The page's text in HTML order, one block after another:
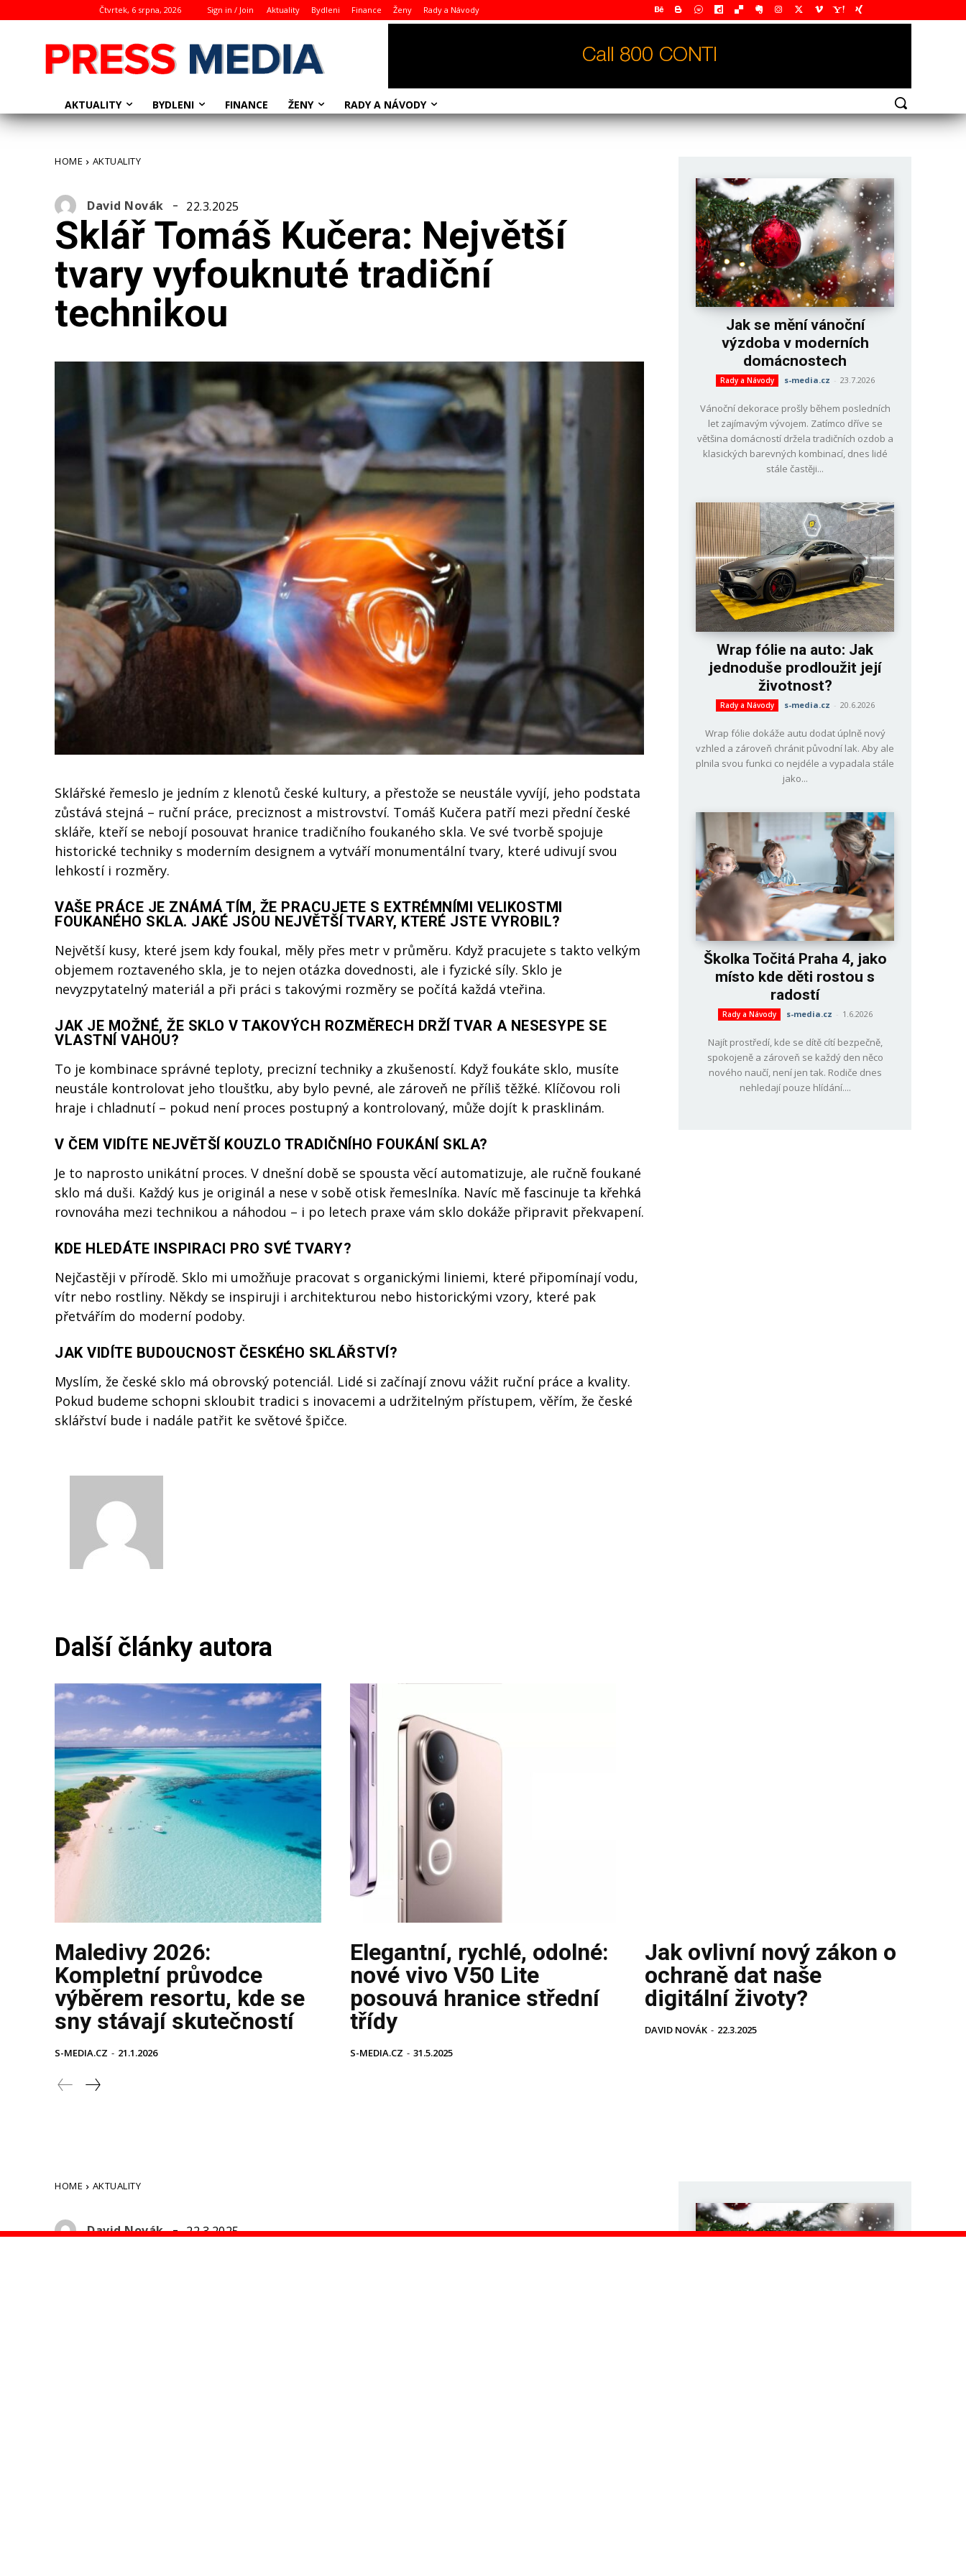
Čtvrtek, 6 srpna, 2026 Sign in / Join Aktuality Bydleni Finance Ženy Rady a Návody
AKTUALITY BYDLENI FINANCE ŽENY RADY A NÁVODY
HOME AKTUALITY
David Novák 22.3.2025
Sklář Tomáš Kučera: Největší
tvary vyfouknuté tradiční
technikou
Sklářské řemeslo je jedním z klenotů české kultury, a přestože se neustále vyvíjí, jeho podstata
zůstává stejná – ruční práce, preciznost a mistrovství. Tomáš Kučera patří mezi přední české
skláře, kteří se nebojí posouvat hranice tradičního foukaného skla. Ve své tvorbě spojuje
historické techniky s moderním designem a vytváří monumentální tvary, které udivují svou
lehkostí i rozměry.
VAŠE PRÁCE JE ZNÁMÁ TÍM, ŽE PRACUJETE S EXTRÉMNÍMI VELIKOSTMI
FOUKANÉHO SKLA. JAKÉ JSOU NEJVĚTŠÍ TVARY, KTERÉ JSTE VYROBIL?
Největší kusy, které jsem kdy foukal, měly přes metr v průměru. Když pracujete s takto velkým
objemem roztaveného skla, je to nejen otázka dovednosti, ale i fyzické síly. Sklo je
nevyzpytatelný materiál a při práci s takovými rozměry se počítá každá vteřina.
JAK JE MOŽNÉ, ŽE SKLO V TAKOVÝCH ROZMĚRECH DRŽÍ TVAR A NESESYPE SE
VLASTNÍ VAHOU?
To je kombinace správné teploty, precizní techniky a zkušeností. Když foukáte sklo, musíte
neustále kontrolovat jeho tloušťku, aby bylo pevné, ale zároveň ne příliš těžké. Klíčovou roli
hraje i chladnutí – pokud není proces postupný a kontrolovaný, může dojít k prasklinám.
V ČEM VIDÍTE NEJVĚTŠÍ KOUZLO TRADIČNÍHO FOUKÁNÍ SKLA?
Je to naprosto unikátní proces. V dnešní době se spousta věcí automatizuje, ale ručně foukané
sklo má duši. Každý kus je originál a nese v sobě otisk řemeslníka. Navíc mě fascinuje ta křehká
rovnováha mezi technikou a náhodou – i po letech praxe vám sklo dokáže připravit překvapení.
KDE HLEDÁTE INSPIRACI PRO SVÉ TVARY?
Nejčastěji v přírodě. Sklo mi umožňuje pracovat s organickými liniemi, které připomínají vodu,
vítr nebo rostliny. Někdy se inspiruji i architekturou nebo historickými vzory, které pak
přetvářím do moderní podoby.
JAK VIDÍTE BUDOUCNOST ČESKÉHO SKLÁŘSTVÍ?
Myslím, že české sklo má obrovský potenciál. Lidé si začínají znovu vážit ruční práce a kvality.
Pokud budeme schopni skloubit tradici s inovacemi a udržitelným přístupem, věřím, že české
sklářství bude i nadále patřit ke světové špičce.
Jak se mění vánoční
výzdoba v moderních
domácnostech
Rady a Návody s-media.cz - 23.7.2026
Vánoční dekorace prošly během posledních
let zajímavým vývojem. Zatímco dříve se
většina domácností držela tradičních ozdob a
klasických barevných kombinací, dnes lidé
stále častěji...
Wrap fólie na auto: Jak
jednoduše prodloužit její
životnost?
Rady a Návody s-media.cz - 20.6.2026
Wrap fólie dokáže autu dodat úplně nový
vzhled a zároveň chránit původní lak. Aby ale
plnila svou funkci co nejdéle a vypadala stále
jako...
Školka Točitá Praha 4, jako
místo kde děti rostou s
radostí
Rady a Návody s-media.cz - 1.6.2026
Najít prostředí, kde se dítě cítí bezpečně,
spokojeně a zároveň se každý den něco
nového naučí, není jen tak. Rodiče dnes
nehledají pouze hlídání....
Další články autora
Maledivy 2026:
Kompletní průvodce
výběrem resortu, kde se
sny stávají skutečností
S-MEDIA.CZ - 21.1.2026
Elegantní, rychlé, odolné:
nové vivo V50 Lite
posouvá hranice střední
třídy
S-MEDIA.CZ - 31.5.2025
Jak ovlivní nový zákon o
ochraně dat naše
digitální životy?
DAVID NOVÁK - 22.3.2025